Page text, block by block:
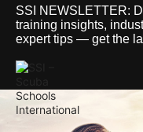
SSI NEWSLETTER:
training insights,
expert tips — get the